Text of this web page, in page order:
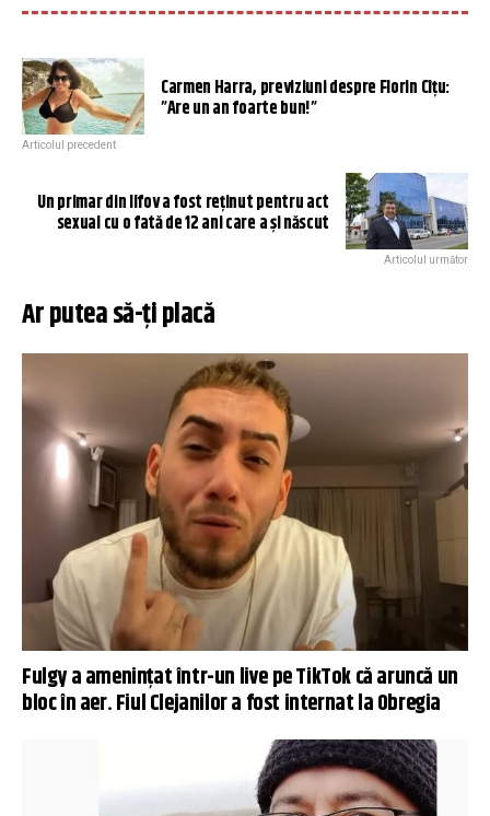
Carmen Harra, previziuni despre Florin Cîţu:
”Are un an foarte bun!”
Articolul precedent
Un primar din Ilfov a fost reținut pentru act
sexual cu o fată de 12 ani care a și născut
Articolul următor
Ar putea să-ți placă
Fulgy a amenințat într-un live pe TikTok că aruncă un
bloc în aer. Fiul Clejanilor a fost internat la Obregia